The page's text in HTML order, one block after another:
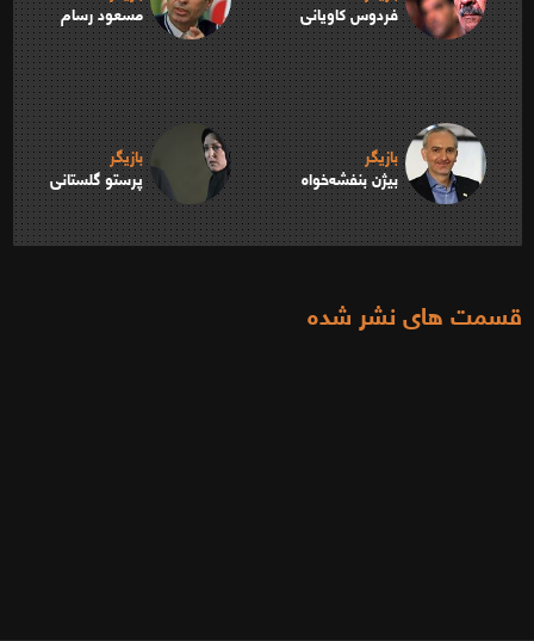
فردوس کاویانی مسعود رسام
بازیگر
بیژن بنفشه‌خواه
بازیگر
پرستو گلستانی
قسمت های نشر شده